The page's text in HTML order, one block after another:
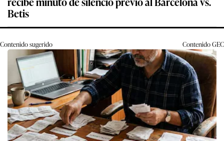
Betis
Contenido sugerido ContenidoGEC